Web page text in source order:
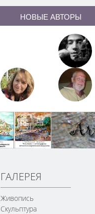
НОВЫЕ АВТОРЫ
ГАЛЕРЕЯ
Живопись
Скульптура